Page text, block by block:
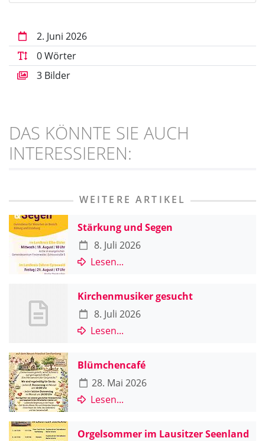
2. Juni 2026
0 Wörter
3 Bilder
DAS KÖNNTE SIE AUCH
INTERESSIEREN:
WEITERE ARTIKEL
Stärkung und Segen
8. Juli 2026
Lesen...
Kirchenmusiker gesucht
8. Juli 2026
Lesen...
Blümchencafé
28. Mai 2026
Lesen...
Orgelsommer im Lausitzer Seenland